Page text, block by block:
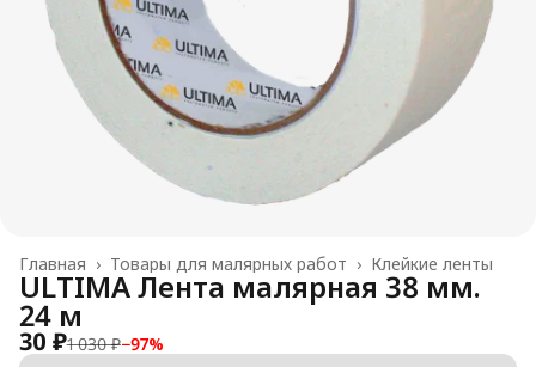
Клейкие ленты
Товары для малярных работ ›
Главная ›
ULTIMA Лента малярная 38 мм.
24 м
30 ₽1 030 ₽−97%